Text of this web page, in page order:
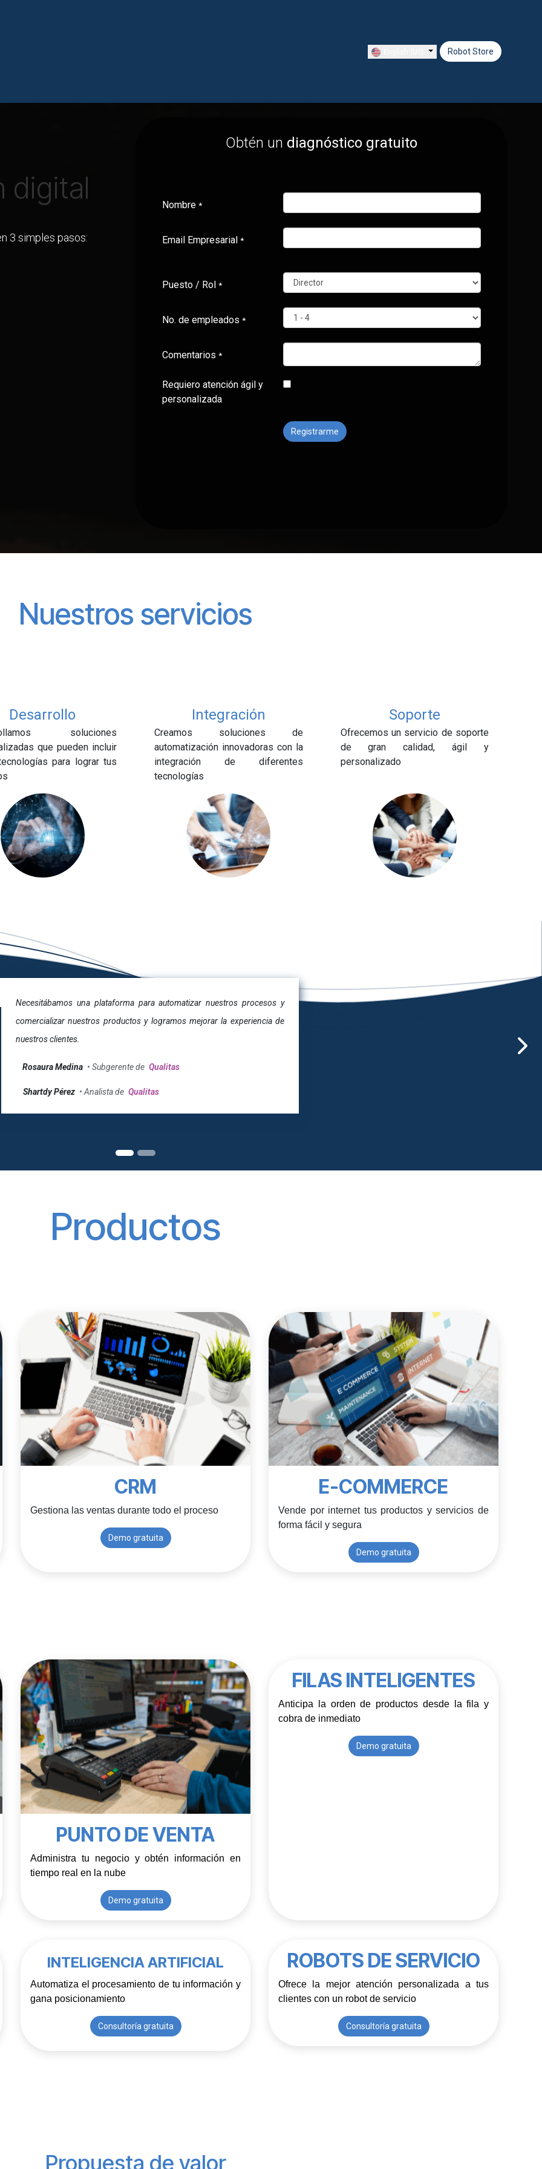
Robot Store
digital
3 simples pasos:
Obtén un diagnóstico gratuito
Nombre *
Email Empresarial *
Puesto / Rol *
No. de empleados *
Comentarios *
Requiero atención ágil y
personalizada
Registrarme
Nuestros servicios
Desarrollo
soluciones
que pueden incluir
para lograr tus
Integración
Creamos soluciones de
automatización innovadoras con la
integración de diferentes
tecnologías
Soporte
Ofrecemos un servicio de soporte
de gran calidad, ágil y
personalizado
Necesitábamos una plataforma para automatizar nuestros procesos y
comercializar nuestros productos y logramos mejorar la experiencia de
nuestros clientes.
Rosaura Medina • Subgerente de Qualitas
Shartdy Pérez • Analista de Qualitas
Productos
CRM
Gestiona las ventas durante todo el proceso
Demo gratuita
E-COMMERCE
Vende por internet tus productos y servicios de
forma fácil y segura
Demo gratuita
PUNTO DE VENTA
Administra tu negocio y obtén información en
tiempo real en la nube
Demo gratuita
INTELIGENCIA ARTIFICIAL
Automatiza el procesamiento de tu información y
gana posicionamiento
Consultoría gratuita
ROBOTS DE SERVICIO
Ofrece la mejor atención personalizada a tus
clientes con un robot de servicio
Consultoría gratuita
Propuesta de valor